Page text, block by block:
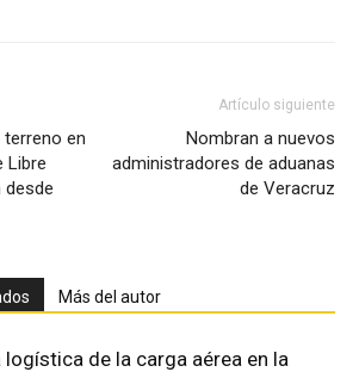
en
Libre
desde
Artículo siguiente
Nombran a nuevos
administradores de aduanas
de Veracruz
Más del autor
logística de la carga aérea en la